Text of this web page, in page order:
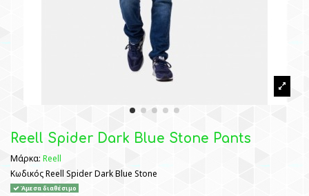
Reell Spider Dark Blue Stone Pants
Μάρκα: Reell
ΚωδικόςReell Spider Dark Blue Stone
Άμεσα διαθέσιμο